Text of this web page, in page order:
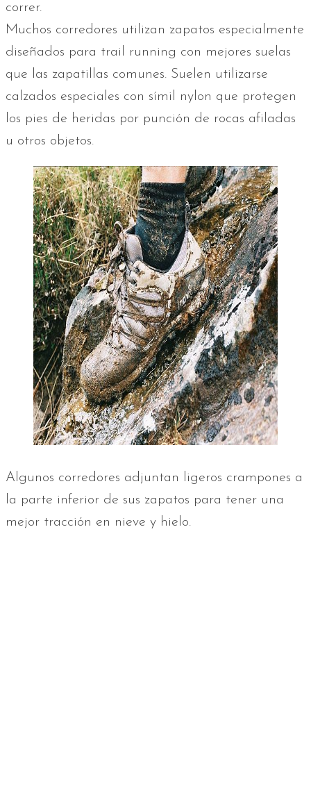
correr.
Muchos corredores utilizan zapatos especialmente
diseñados para trail running con mejores suelas
que las zapatillas comunes. Suelen utilizarse
calzados especiales con símil nylon que protegen
los pies de heridas por punción de rocas afiladas
u otros objetos.
Algunos corredores adjuntan ligeros crampones a
la parte inferior de sus zapatos para tener una
mejor tracción en nieve y hielo.